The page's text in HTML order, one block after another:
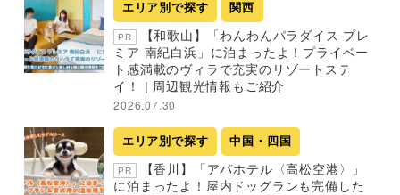
エリア別で探す 関西
PR
【和歌山】「わんわんパラダイス プレ
ミア 南紀白浜」に泊まったよ！プライベー
ト感満載のヴィラで充実のリゾートステ
イ！ | 周辺観光情報もご紹介
2026.07.30
エリア別で探す 中国・四国
PR
【香川】「アパホテル〈高松空港〉」
に泊まったよ！屋内ドッグランも完備した